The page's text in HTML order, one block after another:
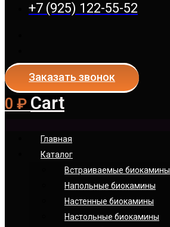
+7 (925) 122-55-52
Заказать звонок
0 ₽ Cart
Главная
Каталог
Встраиваемые биокамины
Напольные биокамины
Настенные биокамины
Настoльные биокамины